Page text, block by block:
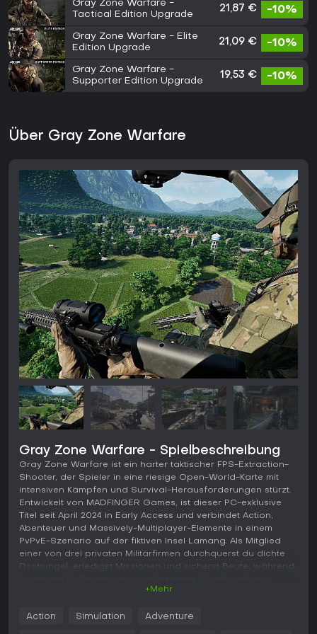
Gray Zone Warfare -
Tactical Edition Upgrade
21,87 € -10%
Gray Zone Warfare - Elite
Edition Upgrade
21,09 € -10%
Gray Zone Warfare -
Supporter Edition Upgrade
19,53 € -10%
Über Gray Zone Warfare
Gray Zone Warfare - Spielbeschreibung
Gray Zone Warfare ist ein harter taktischer FPS-Extraction-
Shooter, der Spieler in eine riesige Open-World-Karte mit
intensiven Kämpfen und Survival-Herausforderungen stürzt.
Entwickelt von MADFINGER Games, ist dieser PC-exklusive
Titel seit April 2024 in Early Access und verbindet Action,
Abenteuer und Massively-Multiplayer-Elemente in einem
PvPvE-Szenario auf der fiktiven Insel Lamang. Als Mitglied
einer von drei privaten Militärfirmen durchquerst du dichte
Dschungel, erledigst Missionen und sicherst Beute, während
+Mehr
Action Simulation Adventure